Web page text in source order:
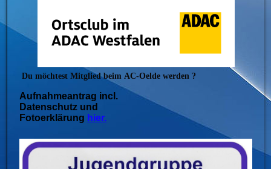
Du möchtest Mitglied beimAC-Oelde werden ?
Aufnahmeantrag incl.
Datenschutz und
Fotoerklärung hier.